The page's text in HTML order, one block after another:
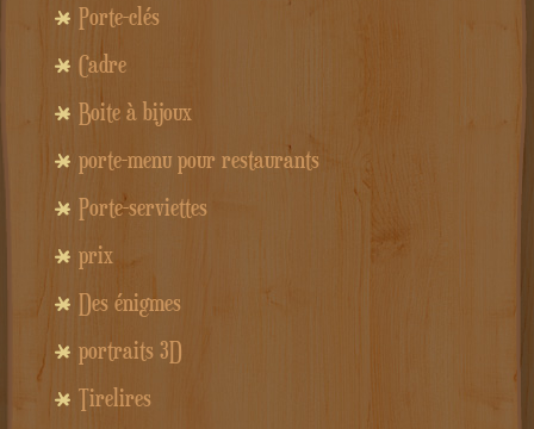
Porte-clés
Cadre
Boite à bijoux
porte-menu pour restaurants
Porte-serviettes
prix
Des énigmes
portraits 3D
Tirelires